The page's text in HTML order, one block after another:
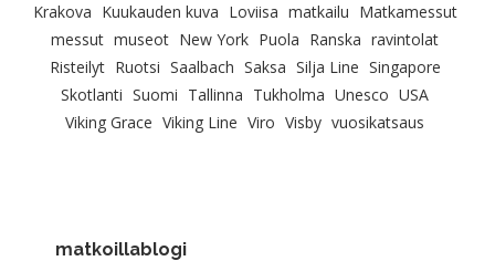
Krakova Kuukauden kuva Loviisa matkailu Matkamessut
messut museot New York Puola Ranska ravintolat
Risteilyt Ruotsi Saalbach Saksa Silja Line Singapore
Skotlanti Suomi Tallinna Tukholma Unesco USA
Viking Grace Viking Line Viro Visby vuosikatsaus
matkoillablogi